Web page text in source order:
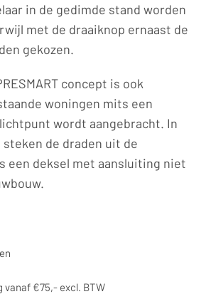
in de gedimde stand worden
met de draaiknop ernaast de
gekozen.
concept is ook
woningen mits een
wordt aangebracht. In
de draden uit de
een deksel met aansluiting niet
vanaf €75,- excl. BTW